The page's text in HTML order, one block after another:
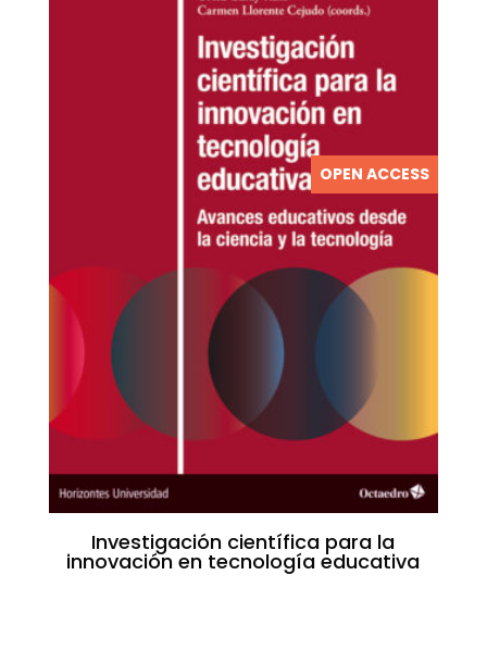
OPEN ACCESS
Investigación científica para la
innovación en tecnología educativa